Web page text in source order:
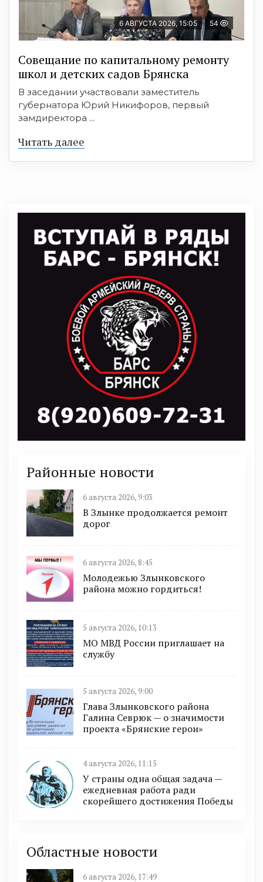
6 АВГУСТА 2026, 15:05 54
Совещание по капитальному ремонту
школ и детских садов Брянска
В заседании участвовали заместитель
губернатора Юрий Никифоров, первый
замдиректора ...
Читать далее
Районные новости
6 августа 2026, 9:03
В Злынке продолжается ремонт
дорог
6 августа 2026, 8:45
Молодежью Злынковского
района можно гордиться!
5 августа 2026, 10:13
МО МВД России приглашает на
службу
5 августа 2026, 9:00
Глава Злынковского района
Галина Севрюк — о значимости
проекта «Брянские герои»
4 августа 2026, 11:15
У страны одна общая задача —
ежедневная работа ради
скорейшего достижения Победы
Областные новости
6 августа 2026, 17:49